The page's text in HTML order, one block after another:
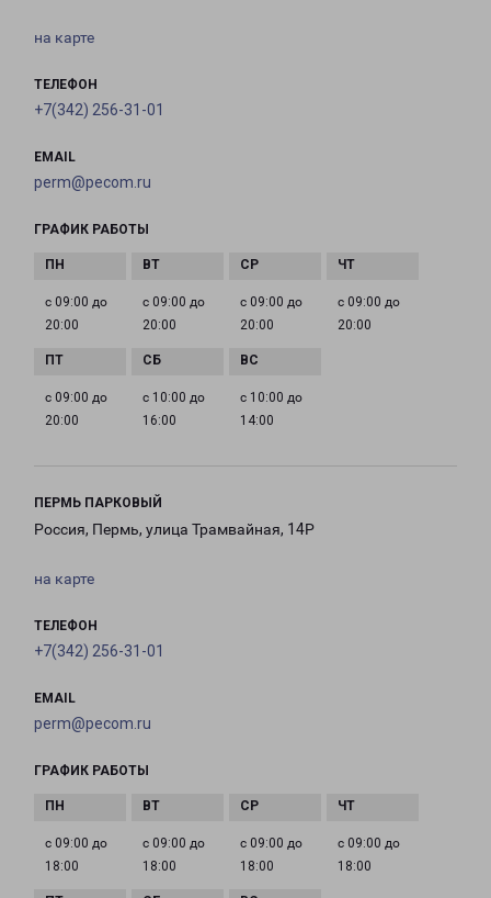
на карте
ТЕЛЕФОН
+7(342) 256-31-01
EMAIL
perm@pecom.ru
ГРАФИК РАБОТЫ
с 09:00 до
20:00
с 09:00 до
20:00
с 09:00 до
20:00
с 09:00 до
20:00
с 09:00 до
20:00
с 10:00 до
16:00
с 10:00 до
14:00
ПЕРМЬ ПАРКОВЫЙ
Россия, Пермь, улица Трамвайная, 14Р
на карте
ТЕЛЕФОН
+7(342) 256-31-01
EMAIL
perm@pecom.ru
ГРАФИК РАБОТЫ
с 09:00 до
18:00
с 09:00 до
18:00
с 09:00 до
18:00
с 09:00 до
18:00